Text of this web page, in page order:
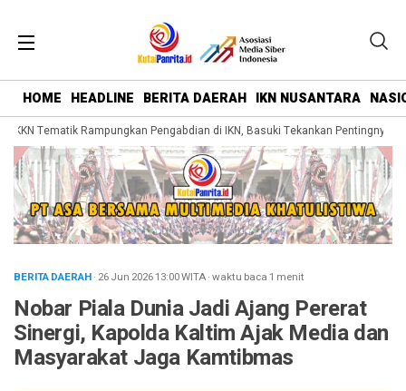
HOME HEADLINE BERITA DAERAH IKN NUSANTARA
Tematik Rampungkan Pengabdian di IKN, Basuki Tekankan Pentingnya
BERITA DAERAH· 26 Jun 202613:00WITA·waktu baca 1 menit
Nobar Piala Dunia Jadi Ajang Pererat
Sinergi, Kapolda Kaltim Ajak Media dan
Masyarakat Jaga Kamtibmas